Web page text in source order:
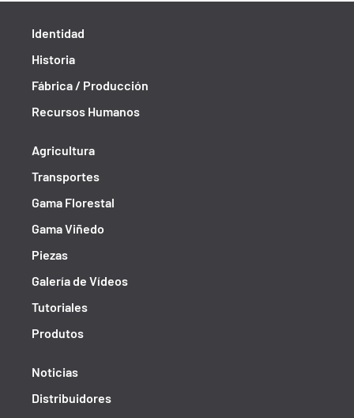
Identidad
Historia
Fábrica / Producción
Recursos Humanos
Agricultura
Transportes
Gama Florestal
Gama Viñedo
Piezas
Galería de Vídeos
Tutoriales
Produtos
Noticias
Distribuidores